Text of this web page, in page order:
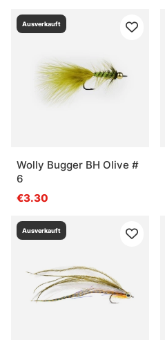
Ausverkauft
Wolly Bugger BH Olive #
6
€3.30
Ausverkauft